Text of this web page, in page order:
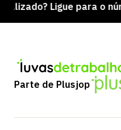
Ligue para o
Parte de Plusjop